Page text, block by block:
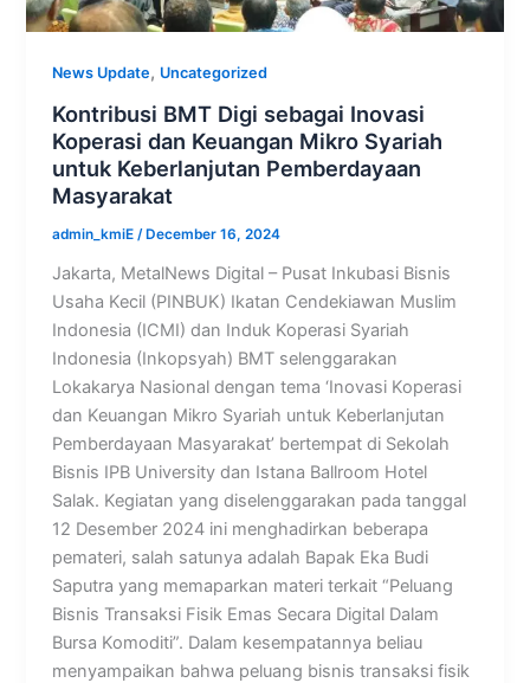
News Update, Uncategorized
Kontribusi BMT Digi sebagai Inovasi
Koperasi dan Keuangan Mikro Syariah
untuk Keberlanjutan Pemberdayaan
Masyarakat
admin_kmiE /December 16, 2024
Jakarta, MetalNews Digital – Pusat Inkubasi Bisnis
Usaha Kecil (PINBUK) Ikatan Cendekiawan Muslim
Indonesia (ICMI) dan Induk Koperasi Syariah
Indonesia (Inkopsyah) BMT selenggarakan
Lokakarya Nasional dengan tema ‘Inovasi Koperasi
dan Keuangan Mikro Syariah untuk Keberlanjutan
Pemberdayaan Masyarakat’ bertempat di Sekolah
Bisnis IPB University dan Istana Ballroom Hotel
Salak. Kegiatan yang diselenggarakan pada tanggal
12 Desember 2024 ini menghadirkan beberapa
pemateri, salah satunya adalah Bapak Eka Budi
Saputra yang memaparkan materi terkait “Peluang
Bisnis Transaksi Fisik Emas Secara Digital Dalam
Bursa Komoditi”. Dalam kesempatannya beliau
menyampaikan bahwa peluang bisnis transaksi fisik